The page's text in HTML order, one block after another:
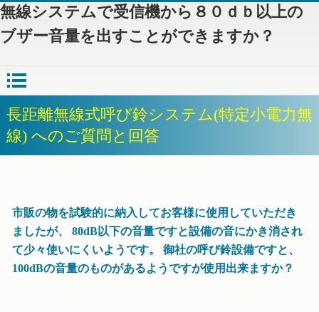
無線システムで受信機から８０ｄｂ以上の
ブザー音量を出すことができますか？
長距離無線式呼び鈴システム(特定小電力無
線) へのご質問と回答
市販の物を試験的に納入してお客様に使用していただき
ましたが、 80dB以下の音量ですと設備の音にかき消され
て少々使いにくいようです。 御社の呼び鈴設備ですと、
100dBの音量のものがあるようですが使用出来ますか？